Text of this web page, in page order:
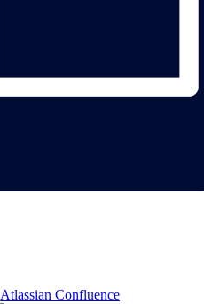
Atlassian Confluence